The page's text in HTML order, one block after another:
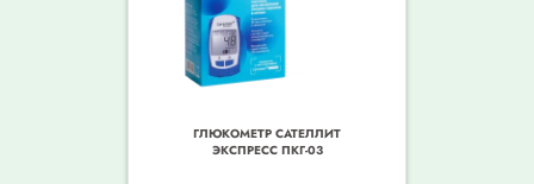
ГЛЮКОМЕТР САТЕЛЛИТ
ЭКСПРЕСС ПКГ-03